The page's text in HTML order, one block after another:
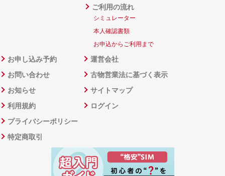
ご利用の流れ
シミュレーター
本人確認書類
お申込からご利用まで
お申し込み予約
お問い合わせ
お知らせ
利用規約
プライバシーポリシー
特定商取引
運営会社
古物営業法に基づく表示
サイトマップ
ログイン